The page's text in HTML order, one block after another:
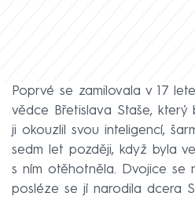
Poprvé se zamilovala v 17
vědce Břetislava Staše,
ji okouzlil svou inteligencí,
sedm let později, když byla
s ním otěhotněla. Dvojice se
posléze se jí narodila dcera